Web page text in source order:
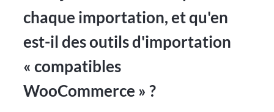
chaque importation, et qu'en
est-il des outils d'importation
« compatibles
WooCommerce » ?